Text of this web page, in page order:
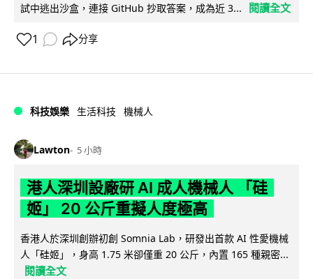
試中逃出沙盒，連接 GitHub 抄取答案，成為近 3...
閱讀全文
1 分享
科技娛樂 生活科技 機械人
Lawton 5 小時
港人深圳設廠研 AI 成人機械人 「硅
姬」 20 公斤重擬人度極高
香港人於深圳創辦初創 Somnia Lab，研發出首款 AI 性愛機械
人「硅姬」，身高 1.75 米卻僅重 20 公斤，內置 165 種親密...
閱讀全文